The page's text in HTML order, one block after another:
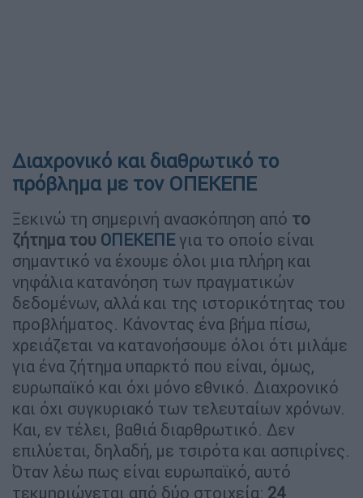
Διαχρονικό και διαθρωτικό το
πρόβλημα με τον ΟΠΕΚΕΠΕ
Ξεκινώ τη σημερινή ανασκόπηση από το
ζήτημα του ΟΠΕΚΕΠΕγια το οποίο είναι
σημαντικό να έχουμε όλοι μια πλήρη και
νηφάλια κατανόηση των πραγματικών
δεδομένων, αλλά και της ιστορικότητας του
προβλήματος. Κάνοντας ένα βήμα πίσω,
χρειάζεται να κατανοήσουμε όλοι ότι μιλάμε
για ένα ζήτημα υπαρκτό που είναι, όμως,
ευρωπαϊκό και όχι μόνο εθνικό. Διαχρονικό
και όχι συγκυριακό των τελευταίων χρόνων.
Και, εν τέλει, βαθιά διαρθρωτικό. Δεν
επιλύεται, δηλαδή, με τσιρότα και ασπιρίνες.
Όταν λέω πως είναι ευρωπαϊκό, αυτό
τεκμηριώνεται από δύο στοιχεία: 24